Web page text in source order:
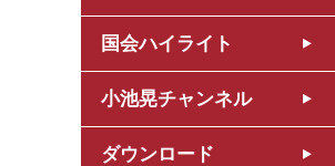
国会ハイライト
小池晃チャンネル
ダウンロード